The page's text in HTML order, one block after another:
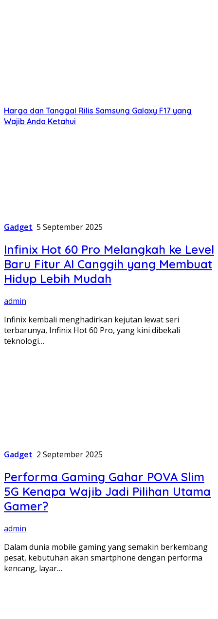
Harga dan Tanggal Rilis Samsung Galaxy F17 yang
Wajib Anda Ketahui
Gadget 5 September 2025
Infinix Hot 60 Pro Melangkah ke Level
Baru Fitur AI Canggih yang Membuat
Hidup Lebih Mudah
admin
Infinix kembali menghadirkan kejutan lewat seri
terbarunya, Infinix Hot 60 Pro, yang kini dibekali
teknologi…
Gadget 2 September 2025
Performa Gaming Gahar POVA Slim
5G Kenapa Wajib Jadi Pilihan Utama
Gamer?
admin
Dalam dunia mobile gaming yang semakin berkembang
pesat, kebutuhan akan smartphone dengan performa
kencang, layar…